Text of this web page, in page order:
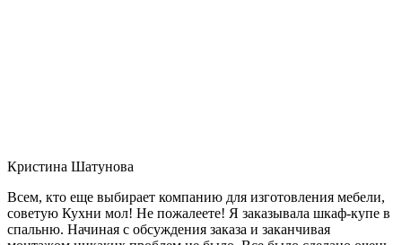
Кристина Шатунова
Всем, кто еще выбирает компанию для изготовления мебели,
советую Кухни мол! Не пожалеете! Я заказывала шкаф-купе в
спальню. Начиная с обсуждения заказа и заканчивая